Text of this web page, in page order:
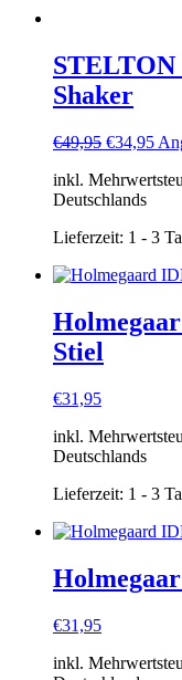
Shaker
€49,95
war:
€49,95
€34,95
ist:
inkl.
Deutschlands
Lieferzeit: 1 - 3
Stiel
€31,95
inkl.
Deutschlands
Lieferzeit: 1 - 3
€31,95
inkl.